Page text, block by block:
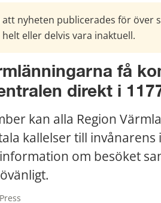
att nyheten publicerades för över
eller delvis vara inaktuell.
få
direkt i
kan alla Region
kallelser till invånarens
om besöket